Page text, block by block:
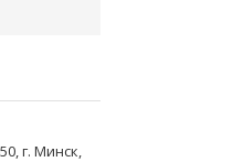
г. Минск,